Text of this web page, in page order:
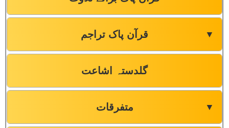
قرآن پاک تراجم ▼
گلدستہ اشاعت
متفرقات ▼